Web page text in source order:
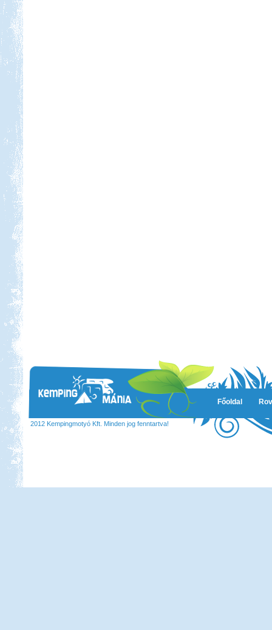
Főoldal
2012 Kempingmotyó Kft. Minden jog fenntartva!